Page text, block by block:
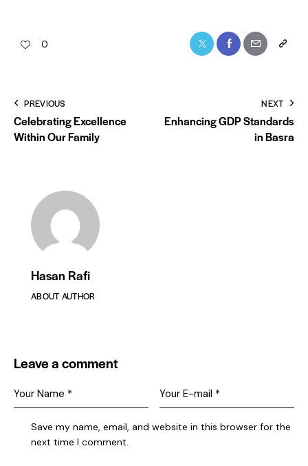
0
PREVIOUS
Celebrating Excellence
Within Our Family
NEXT
Enhancing GDP Standards
in Basra
Hasan Rafi
ABOUT AUTHOR
Leave a comment
Save my name, email, and website in this browser for the
next time I comment.